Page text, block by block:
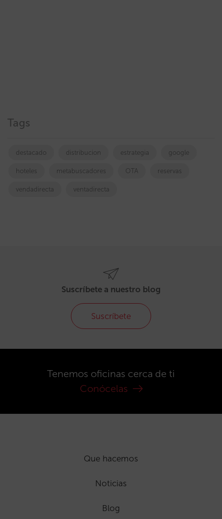
Tags
destacado distribucion estrategia google
hoteles metabuscadores OTA reservas
vendadirecta ventadirecta
Suscríbete a nuestro blog
Suscríbete
Tenemos oficinas cerca de ti
Conócelas
Que hacemos
Noticias
Blog